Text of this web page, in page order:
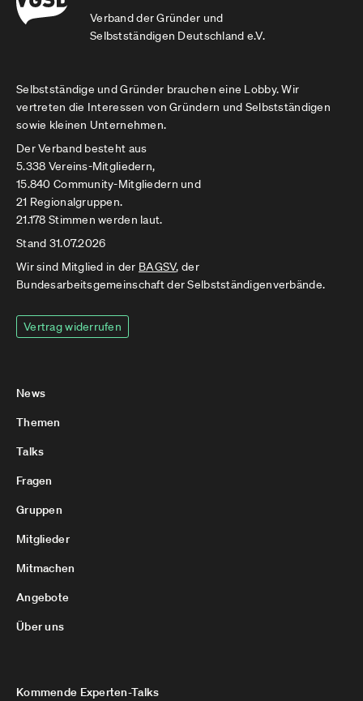
Verband der Gründer und
Selbstständigen Deutschland e.V.
Selbstständige und Gründer brauchen eine Lobby. Wir
vertreten die Interessen von Gründern und Selbstständigen
sowie kleinen Unternehmen.
Der Verband besteht aus
5.338 Vereins-Mitgliedern,
15.840 Community-Mitgliedern und
21 Regionalgruppen.
21.178 Stimmen werden laut.
Stand 31.07.2026
Wir sind Mitglied in der BAGSV, der
Bundesarbeitsgemeinschaft der Selbstständigenverbände.
Vertrag widerrufen
News
Themen
Talks
Fragen
Gruppen
Mitglieder
Mitmachen
Angebote
Über uns
Kommende Experten-Talks